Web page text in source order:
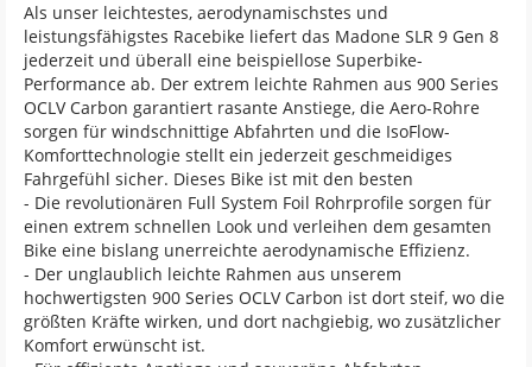
Als unser leichtestes, aerodynamischstes und
leistungsfähigstes Racebike liefert das Madone SLR 9 Gen 8
jederzeit und überall eine beispiellose Superbike-
Performance ab. Der extrem leichte Rahmen aus 900 Series
OCLV Carbon garantiert rasante Anstiege, die Aero-Rohre
sorgen für windschnittige Abfahrten und die IsoFlow-
Komforttechnologie stellt ein jederzeit geschmeidiges
Fahrgefühl sicher. Dieses Bike ist mit den besten
- Die revolutionären Full System Foil Rohrprofile sorgen für
einen extrem schnellen Look und verleihen dem gesamten
Bike eine bislang unerreichte aerodynamische Effizienz.
- Der unglaublich leichte Rahmen aus unserem
hochwertigsten 900 Series OCLV Carbon ist dort steif, wo die
größten Kräfte wirken, und dort nachgiebig, wo zusätzlicher
Komfort erwünscht ist.